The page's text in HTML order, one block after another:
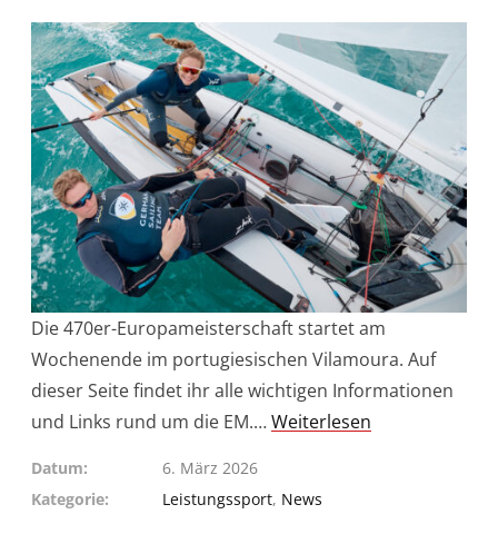
Die 470er-Europameisterschaft startet am
Wochenende im portugiesischen Vilamoura. Auf
dieser Seite findet ihr alle wichtigen Informationen
und Links rund um die EM.…Weiterlesen
Datum
6. März 2026
Kategorie
Leistungssport, News